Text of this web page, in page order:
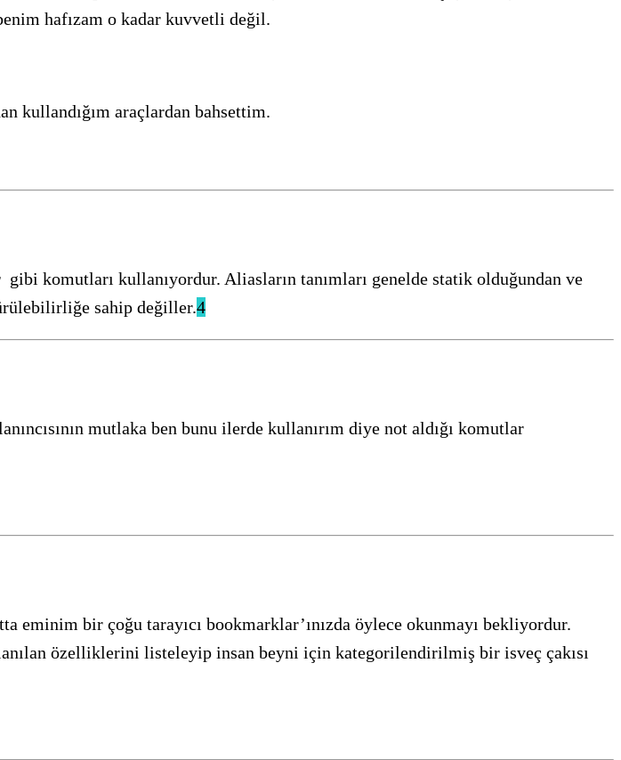
hafızam o kadar kuvvetli değil.
kullandığım araçlardan bahsettim.
gibi komutları kullanıyordur. Aliasların tanımları genelde statik olduğundan ve
sahip değiller.4
mutlaka ben bunu ilerde kullanırım diye not aldığı komutlar
eminim bir çoğu tarayıcı bookmarklar’ınızda öylece okunmayı bekliyordur.
özelliklerini listeleyip insan beyni için kategorilendirilmiş bir isveç çakısı